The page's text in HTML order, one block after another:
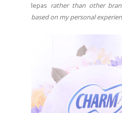
lepas rather than other
based on my personal